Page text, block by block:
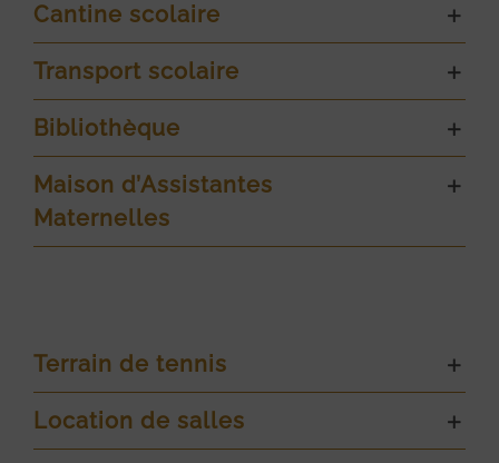
Cantine scolaire
Transport scolaire
Bibliothèque
Maison d’Assistantes
Maternelles
Terrain de tennis
Location de salles